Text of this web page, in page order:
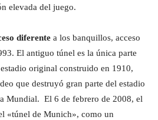
elevada del juego.
diferente a los banquillos, acceso
El antiguo túnel es la única parte
original construido en 1910,
que destruyó gran parte del estadio
Mundial. El 6 de febrero de 2008, el
«túnel de Munich», como un